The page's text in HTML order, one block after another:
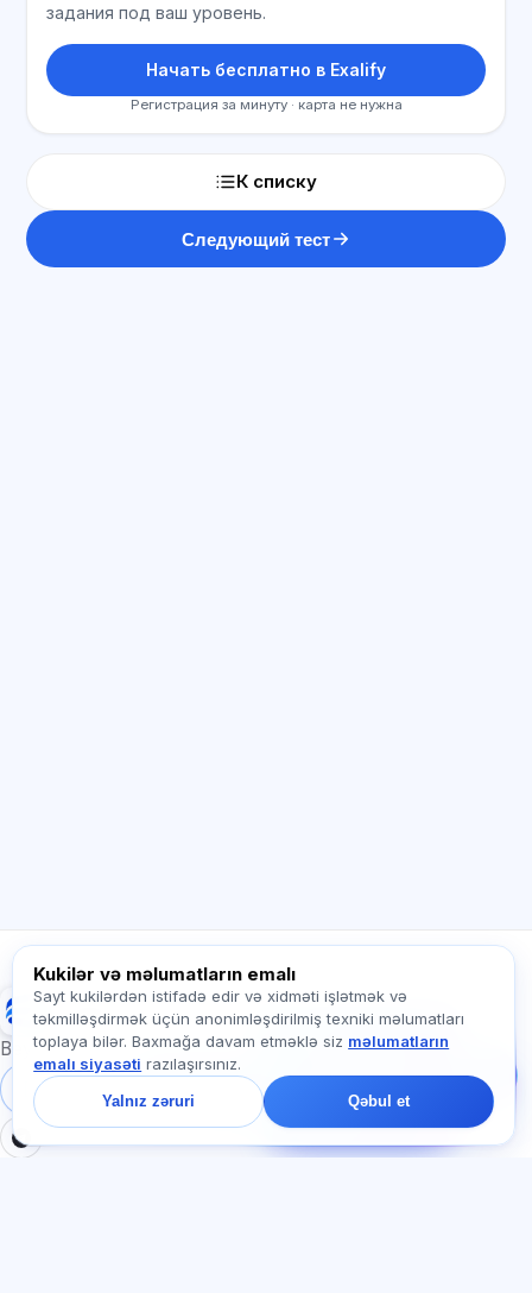
задания под ваш уровень.
Начать бесплатно в Exalify
Регистрация за минуту · карта не нужна
К списку
Следующий тест
Exalify
Beynəlxalq dil imtahanlarına hazırlıq
Daxil ol
Qeydiyyat
Bizə yazın!
Tariflər, imtahanlar və
barədə soruşun — çatda
bir dəqiqə ərzində
cavab veririk.
Kukilər və məlumatların emalı
Sayt kukilərdən istifadə edir və xidməti işlətmək və
təkmilləşdirmək üçün anonimləşdirilmiş texniki məlumatları
toplaya bilər. Baxmağa davam etməklə siz məlumatların
emalı siyasəti razılaşırsınız.
Yalnız zəruri Qəbul et